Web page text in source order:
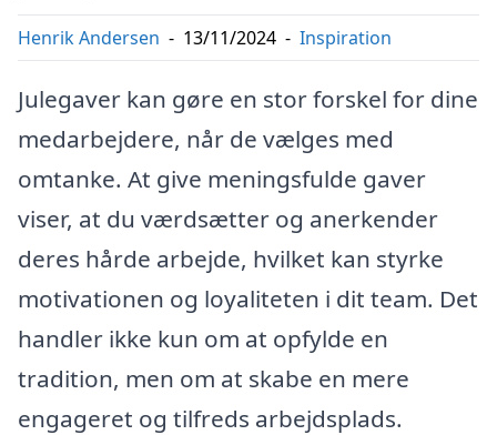
Henrik Andersen - 13/11/2024 - Inspiration
Julegaver kan gøre en stor forskel for dine
medarbejdere, når de vælges med
omtanke. At give meningsfulde gaver
viser, at du værdsætter og anerkender
deres hårde arbejde, hvilket kan styrke
motivationen og loyaliteten i dit team. Det
handler ikke kun om at opfylde en
tradition, men om at skabe en mere
engageret og tilfreds arbejdsplads.